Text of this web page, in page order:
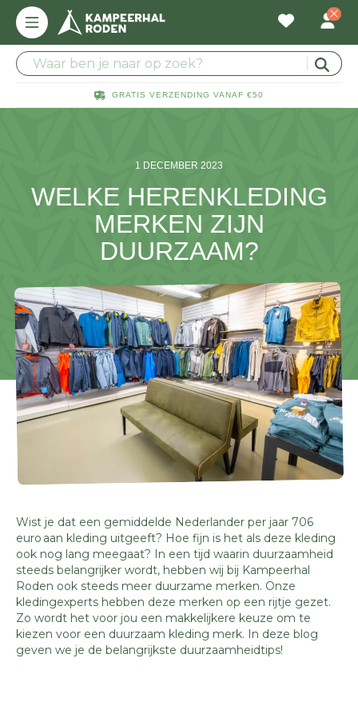
GRATIS VERZENDING VANAF €50
1 DECEMBER 2023
WELKE HERENKLEDING
MERKEN ZIJN
DUURZAAM?
Wist je dat een gemiddelde Nederlander per jaar 706
euro aan kleding uitgeeft? Hoe fijn is het als deze kleding
ook nog lang meegaat? In een tijd waarin duurzaamheid
steeds belangrijker wordt, hebben wij bij Kampeerhal
Roden ook steeds meer duurzame merken. Onze
kledingexperts hebben deze merken op een rijtje gezet.
Zo wordt het voor jou een makkelijkere keuze om te
kiezen voor een duurzaam kleding merk. In deze blog
geven we je de belangrijkste duurzaamheidtips!